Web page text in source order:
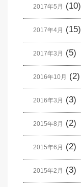
2017年5月 (10)
2017年4月 (15)
2017年3月 (5)
2016年10月 (2)
2016年3月 (3)
2015年8月 (2)
2015年6月 (2)
2015年2月 (3)